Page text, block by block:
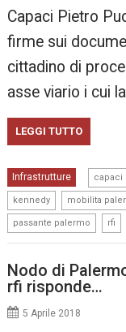
Capaci Pietro
firme sui
cittadino di
asse viario i cui
LEGGI TUTTO
Infrastrutture capaci
kennedy mobilita
passante palermo rfi
Nodo di
rfi risponde…
5 Aprile 2018